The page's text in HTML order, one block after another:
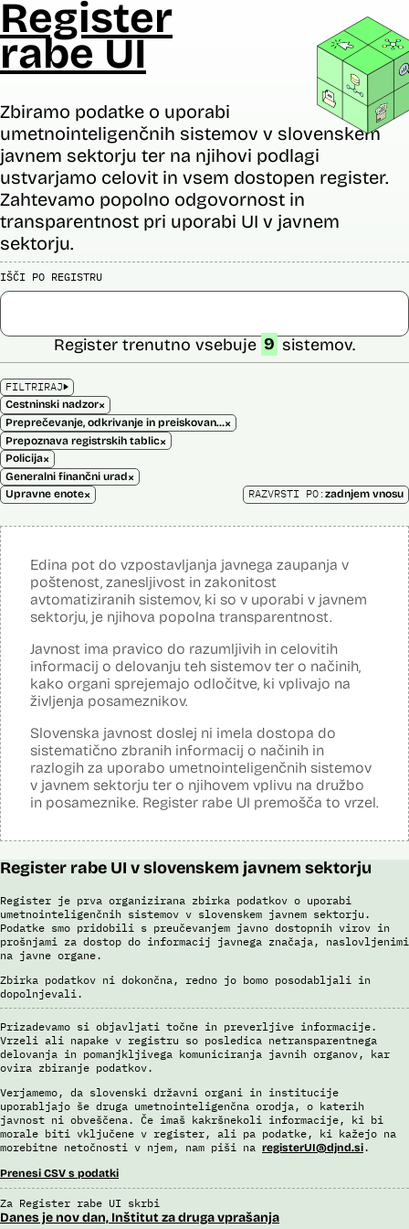
Register
rabe UI
Zbiramo podatke o uporabi
umetnointeligenčnih sistemov v slovenskem
javnem sektorju ter na njihovi podlagi
ustvarjamo celovit in vsem dostopen register.
Zahtevamo popolno odgovornost in
transparentnost pri uporabi UI v javnem
sektorju.
IŠČI PO REGISTRU
FILTRIRAJ
Cestninski nadzor×
Preprečevanje, odkrivanje in preiskovanje kaznivih dejanj×
Prepoznava registrskih tablic×
Policija×
Generalni finančni urad×
Upravne enote×
Register trenutno vsebuje 9 sistemov.
RAZVRSTI PO:zadnjem vnosu
Edina pot do vzpostavljanja javnega zaupanja v
poštenost, zanesljivost in zakonitost
avtomatiziranih sistemov, ki so v uporabi v javnem
sektorju, je njihova popolna transparentnost.
Javnost ima pravico do razumljivih in celovitih
informacij o delovanju teh sistemov ter o načinih,
kako organi sprejemajo odločitve, ki vplivajo na
življenja posameznikov.
Slovenska javnost doslej ni imela dostopa do
sistematično zbranih informacij o načinih in
razlogih za uporabo umetnointeligenčnih sistemov
v javnem sektorju ter o njihovem vplivu na družbo
in posameznike. Register rabe UI premošča to vrzel.
Register rabe UI v slovenskem javnem sektorju
Register je prva organizirana zbirka podatkov o uporabi
umetnointeligenčnih sistemov v slovenskem javnem sektorju.
Podatke smo pridobili s preučevanjem javno dostopnih virov in
prošnjami za dostop do informacij javnega značaja, naslovljenimi
na javne organe.
Zbirka podatkov ni dokončna, redno jo bomo posodabljali in
dopolnjevali.
Prizadevamo si objavljati točne in preverljive informacije.
Vrzeli ali napake v registru so posledica netransparentnega
delovanja in pomanjkljivega komuniciranja javnih organov, kar
ovira zbiranje podatkov.
Verjamemo, da slovenski državni organi in institucije
uporabljajo še druga umetnointeligenčna orodja, o katerih
javnost ni obveščena. Če imaš kakršnekoli informacije, ki bi
morale biti vključene v register, ali pa podatke, ki kažejo na
morebitne netočnosti v njem, nam piši na registerUI@djnd.si.
Prenesi CSV s podatki
Za Register rabe UI skrbi
Danes je nov dan, Inštitut za druga vprašanja